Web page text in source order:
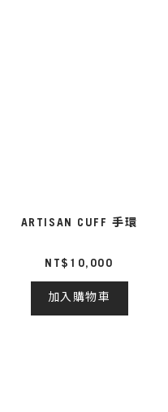
ARTISAN CUFF 手環
NT$10,000
加入購物車